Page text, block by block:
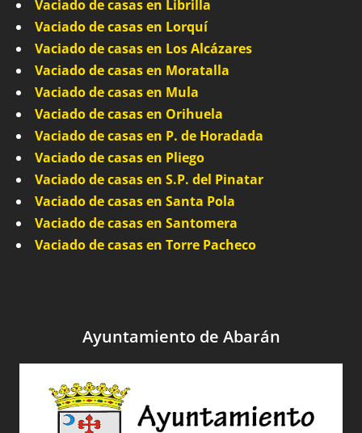
Vaciado de casas en Librilla
Vaciado de casas en Lorquí
Vaciado de casas en Los Alcázares
Vaciado de casas en Moratalla
Vaciado de casas en Mula
Vaciado de casas en Orihuela
Vaciado de casas en P. de Horadada
Vaciado de casas en Pliego
Vaciado de casas en S.P. del Pinatar
Vaciado de casas en Santa Pola
Vaciado de casas en Santomera
Vaciado de casas en Torre Pacheco
Ayuntamiento de Abarán